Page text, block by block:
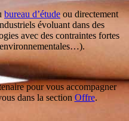
bureau d’étude ou directement
évoluant dans des
avec des contraintes fortes
pour vous accompagner
dans la section Offre.